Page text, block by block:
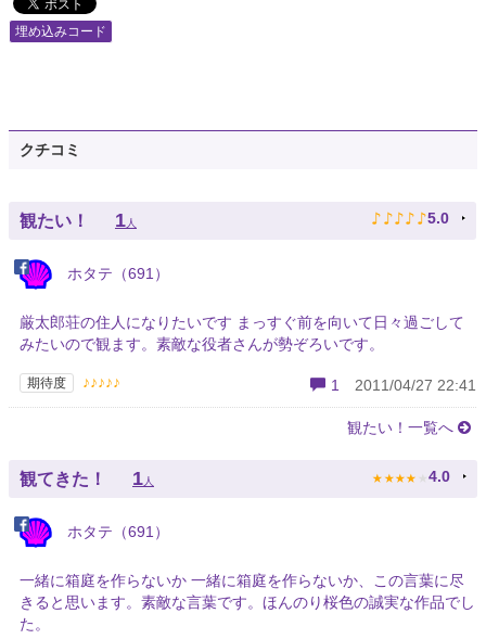
埋め込みコード
クチコミ
観たい！ 1人 ♪ ♪ ♪ ♪ ♪ 5.0
ホタテ（691）
厳太郎荘の住人になりたいです まっすぐ前を向いて日々過ごして
みたいので観ます。素敵な役者さんが勢ぞろいです。
期待度 ♪♪♪♪♪ 1 2011/04/27 22:41
観たい！一覧へ
観てきた！ 1 人 ★ ★ ★ ★ ★ 4.0
ホタテ（691）
一緒に箱庭を作らないか 一緒に箱庭を作らないか、この言葉に尽
きると思います。素敵な言葉です。ほんのり桜色の誠実な作品でし
た。